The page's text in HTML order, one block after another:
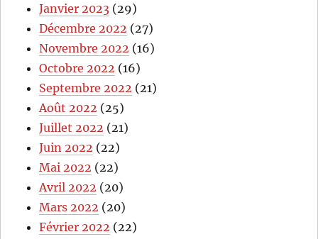
Janvier 2023 (29)
Décembre 2022 (27)
Novembre 2022 (16)
Octobre 2022 (16)
Septembre 2022 (21)
Août 2022 (25)
Juillet 2022 (21)
Juin 2022 (22)
Mai 2022 (22)
Avril 2022 (20)
Mars 2022 (20)
Février 2022 (22)